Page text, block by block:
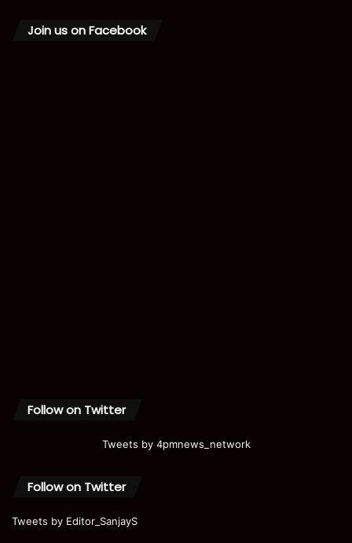
Join us on Facebook
Follow on Twitter
Tweets by 4pmnews_network
Follow on Twitter
Tweets by Editor_SanjayS